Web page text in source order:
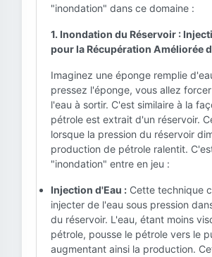
"inondation" dans ce domaine :
1. Inondation du Réservoir :
pour la Récupération Améliorée
Imaginez une éponge remplie
pressez l'éponge, vous allez
l'eau à sortir. C'est similaire à la
pétrole est extrait d'un réservoir.
lorsque la pression du réservoir
production de pétrole ralentit.
"inondation" entre en jeu :
Injection d'Eau : Cette technique
injecter de l'eau sous pression
du réservoir. L'eau, étant moins
pétrole, pousse le pétrole vers le
augmentant ainsi la production.